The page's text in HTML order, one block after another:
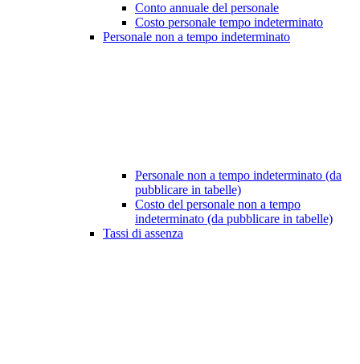
Conto annuale del personale
Costo personale tempo indeterminato
Personale non a tempo indeterminato
Personale non a tempo indeterminato (da
pubblicare in tabelle)
Costo del personale non a tempo
indeterminato (da pubblicare in tabelle)
Tassi di assenza